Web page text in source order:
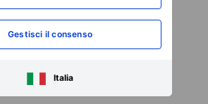
Gestisci il consenso
Italia